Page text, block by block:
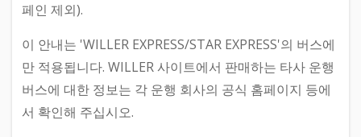
페인 제외).
이 안내는 'WILLER EXPRESS/STAR EXPRESS'의 버스에
만 적용됩니다. WILLER 사이트에서 판매하는 타사 운행
버스에 대한 정보는 각 운행 회사의 공식 홈페이지 등에
서 확인해 주십시오.